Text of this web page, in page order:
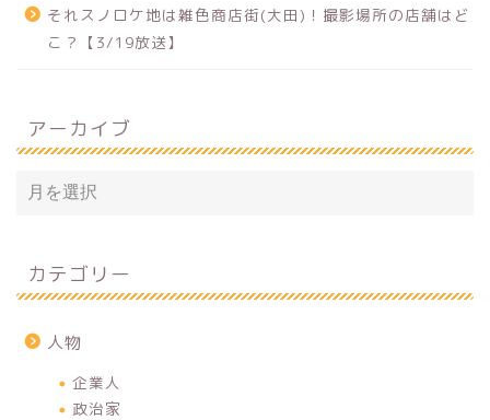
それスノロケ地は雑色商店街(大田)！撮影場所の店舗はど
こ？【3/19放送】
アーカイブ
カテゴリー
人物
企業人
政治家